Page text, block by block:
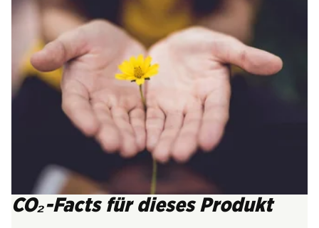
CO₂-Facts für dieses Produkt